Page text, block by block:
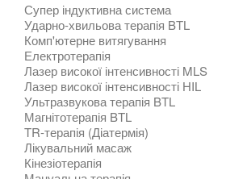
Супер індуктивна система
Ударно-хвильова терапія BTL
Комп'ютерне витягування
Електротерапія
Лазер високої інтенсивності MLS
Лазер високої інтенсивності HIL
Ультразвукова терапія BTL
Магнітотерапія BTL
TR-терапія (Діатермія)
Лікувальний масаж
Кінезіотерапія